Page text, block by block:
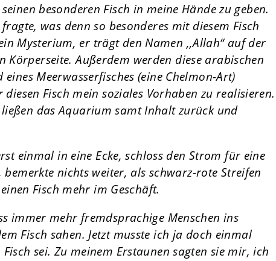
besonderen Fisch in meine Hände zu geben.
was denn so besonderes mit diesem Fisch
Mysterium, er trägt den Namen ,,Allah“ auf der
Außerdem werden diese arabischen
Meerwasserfisches (eine Chelmon-Art)
Fisch mein soziales Vorhaben zu realisieren.
das Aquarium samt Inhalt zurück und
einmal in eine Ecke, schloss den Strom für eine
nichts weiter, als schwarz-rote Streifen
Fisch mehr im Geschäft.
immer mehr fremdsprachige Menschen ins
Fisch sahen. Jetzt musste ich ja doch einmal
sei. Zu meinem Erstaunen sagten sie mir, ich